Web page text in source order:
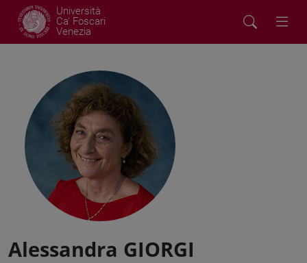
Università
Ca' Foscari
Venezia
Alessandra GIORGI